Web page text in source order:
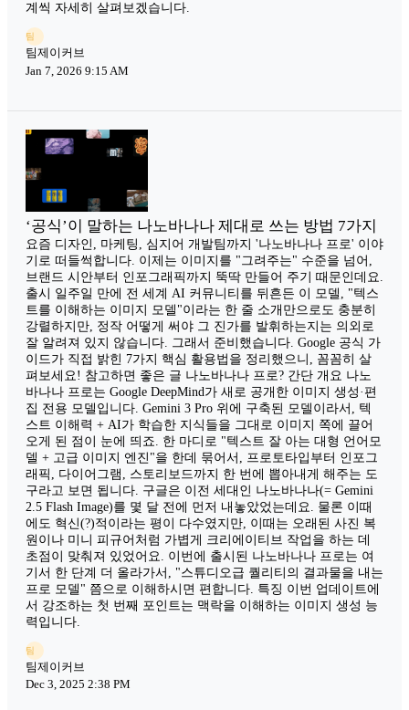
계씩 자세히 살펴보겠습니다.
팀
팀제이커브
Jan 7, 2026 9:15 AM
‘공식’이 말하는 나노바나나 제대로 쓰는 방법 7가지
요즘 디자인, 마케팅, 심지어 개발팀까지 '나노바나나 프로' 이야
기로 떠들썩합니다. 이제는 이미지를 "그려주는" 수준을 넘어,
브랜드 시안부터 인포그래픽까지 뚝딱 만들어 주기 때문인데요.
출시 일주일 만에 전 세계 AI 커뮤니티를 뒤흔든 이 모델, "텍스
트를 이해하는 이미지 모델"이라는 한 줄 소개만으로도 충분히
강렬하지만, 정작 어떻게 써야 그 진가를 발휘하는지는 의외로
잘 알려져 있지 않습니다. 그래서 준비했습니다. Google 공식 가
이드가 직접 밝힌 7가지 핵심 활용법을 정리했으니, 꼼꼼히 살
펴보세요! 참고하면 좋은 글 나노바나나 프로? 간단 개요 나노
바나나 프로는 Google DeepMind가 새로 공개한 이미지 생성·편
집 전용 모델입니다. Gemini 3 Pro 위에 구축된 모델이라서, 텍
스트 이해력 + AI가 학습한 지식들을 그대로 이미지 쪽에 끌어
오게 된 점이 눈에 띄죠. 한 마디로 "텍스트 잘 아는 대형 언어모
델 + 고급 이미지 엔진"을 한데 묶어서, 프로토타입부터 인포그
래픽, 다이어그램, 스토리보드까지 한 번에 뽑아내게 해주는 도
구라고 보면 됩니다. 구글은 이전 세대인 나노바나나(= Gemini
2.5 Flash Image)를 몇 달 전에 먼저 내놓았었는데요. 물론 이때
에도 혁신(?)적이라는 평이 다수였지만, 이때는 오래된 사진 복
원이나 미니 피규어처럼 가볍게 크리에이티브 작업을 하는 데
초점이 맞춰져 있었어요. 이번에 출시된 나노바나나 프로는 여
기서 한 단계 더 올라가서, "스튜디오급 퀄리티의 결과물을 내는
프로 모델" 쯤으로 이해하시면 편합니다. 특징 이번 업데이트에
서 강조하는 첫 번째 포인트는 맥락을 이해하는 이미지 생성 능
력입니다.
팀
팀제이커브
Dec 3, 2025 2:38 PM